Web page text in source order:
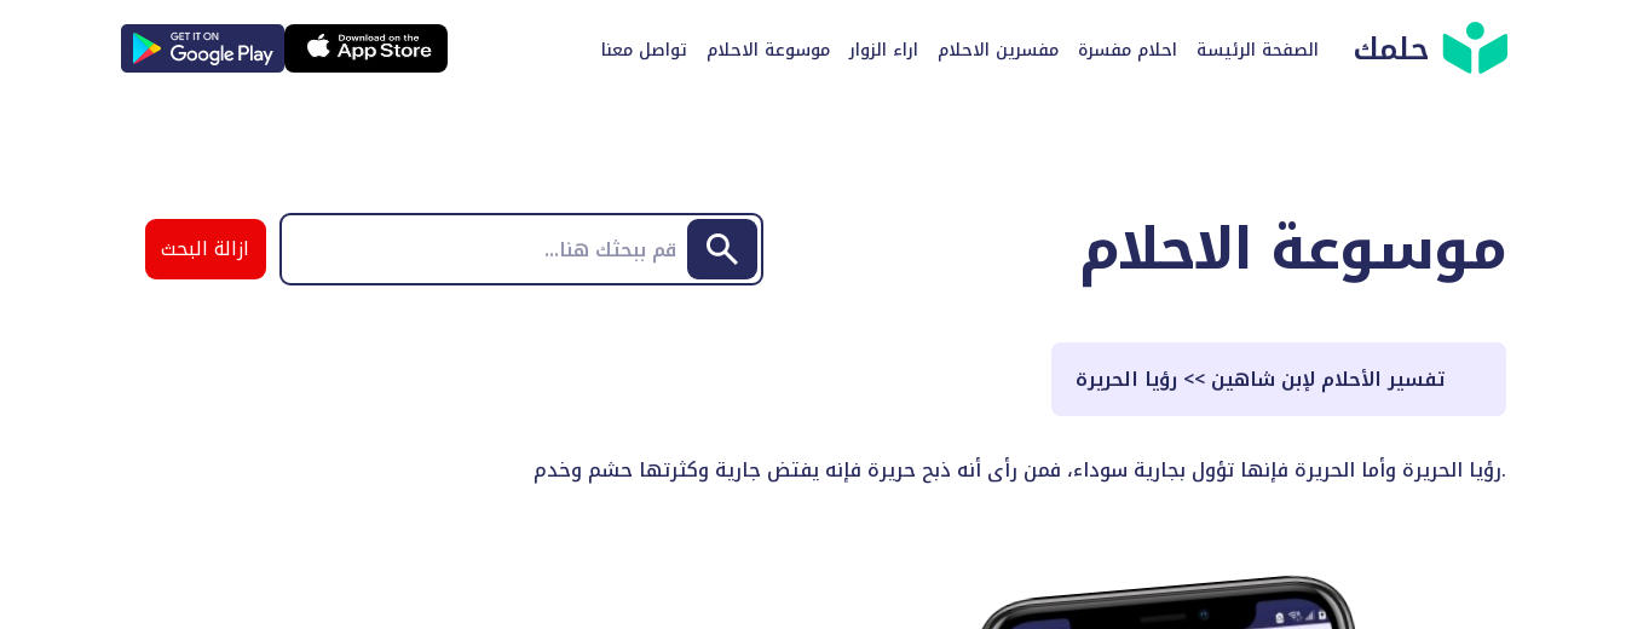
حلمك الصفحة الرئيسة احلام مفسرة مفسرين الاحلام اراء الزوار موسوعة الاحلام تواصل معنا
موسوعة الاحلام ازالة البحث
تفسير الأحلام لإبن شاهين>> رؤيا الحريرة
رؤيا الحريرة وأما الحريرة فإنها تؤول بجارية سوداء، فمن رأى أنه ذبح حريرة فإنه يفتض جارية وكثرتها حشم وخدم.